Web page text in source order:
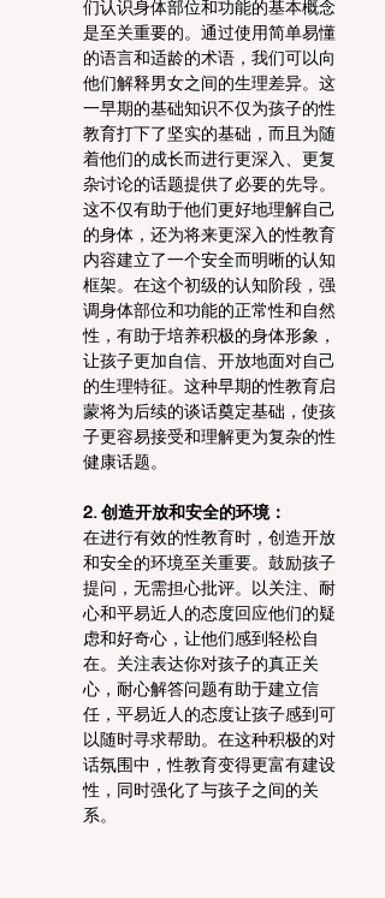
们认识身体部位和功能的基本概念
是至关重要的。通过使用简单易懂
的语言和适龄的术语，我们可以向
他们解释男女之间的生理差异。这
一早期的基础知识不仅为孩子的性
教育打下了坚实的基础，而且为随
着他们的成长而进行更深入、更复
杂讨论的话题提供了必要的先导。
这不仅有助于他们更好地理解自己
的身体，还为将来更深入的性教育
内容建立了一个安全而明晰的认知
框架。在这个初级的认知阶段，强
调身体部位和功能的正常性和自然
性，有助于培养积极的身体形象，
让孩子更加自信、开放地面对自己
的生理特征。这种早期的性教育启
蒙将为后续的谈话奠定基础，使孩
子更容易接受和理解更为复杂的性
健康话题。
2. 创造开放和安全的环境：
在进行有效的性教育时，创造开放
和安全的环境至关重要。鼓励孩子
提问，无需担心批评。以关注、耐
心和平易近人的态度回应他们的疑
虑和好奇心，让他们感到轻松自
在。关注表达你对孩子的真正关
心，耐心解答问题有助于建立信
任，平易近人的态度让孩子感到可
以随时寻求帮助。在这种积极的对
话氛围中，性教育变得更富有建设
性，同时强化了与孩子之间的关
系。